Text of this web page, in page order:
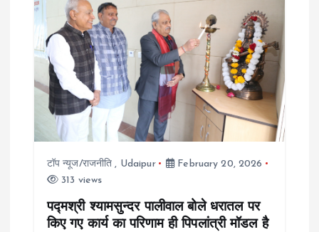
v
g
a
टॉप न्यूज/राजनीति , Udaipur
February 20, 2026
313 views
पद्मश्री श्यामसुन्दर पालीवाल बोले धरातल पर
किए गए कार्य का परिणाम ही पिपलांत्री मॉडल है